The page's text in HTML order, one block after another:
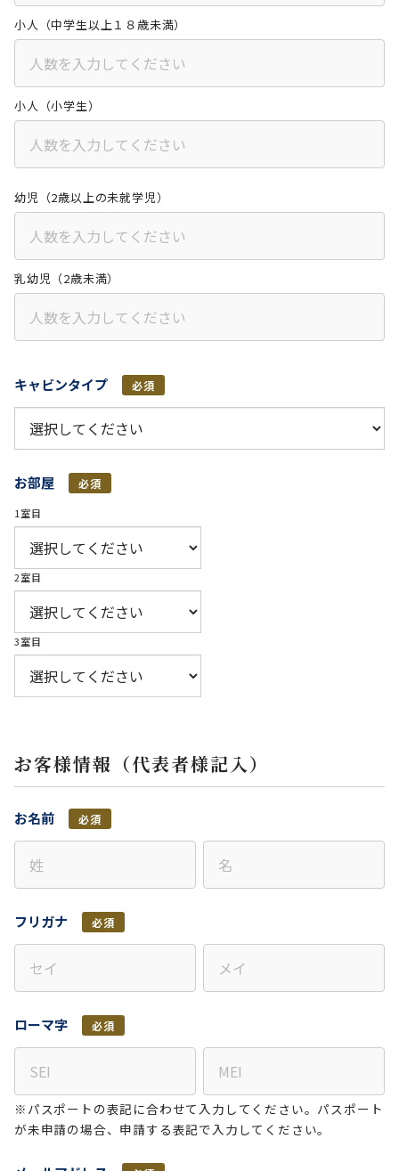
小人（中学生以上１８歳未満）
小人（小学生）
幼児（2歳以上の未就学児）
乳幼児（2歳未満）
キャビンタイプ 必須
お部屋 必須
1室目
2室目
3室目
お客様情報（代表者様記入）
お名前 必須
フリガナ 必須
ローマ字 必須
※パスポートの表記に合わせて入力してください。パスポート
が未申請の場合、申請する表記で入力してください。